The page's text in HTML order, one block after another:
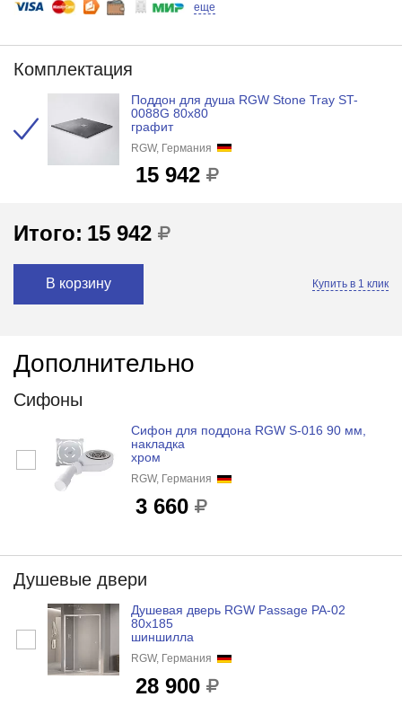
еще
Комплектация
Поддон для душа RGW Stone Tray ST-
0088G 80x80
графит
RGW, Германия
15 942
Итого: 15 942
В корзину Купить в 1 клик
Дополнительно
Сифоны
Сифон для поддона RGW S-016 90 мм,
накладка
хром
RGW, Германия
3 660
Душевые двери
Душевая дверь RGW Passage PA-02
80x185
шиншилла
RGW, Германия
28 900